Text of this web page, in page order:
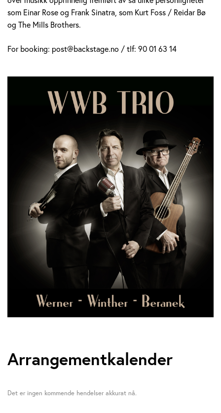
som Einar Rose og Frank Sinatra, som Kurt Foss / Reidar Bø
og The Mills Brothers.
For booking: post@backstage.no / tlf: 90 01 63 14
Arrangementkalender
Det er ingen kommende hendelser akkurat nå.